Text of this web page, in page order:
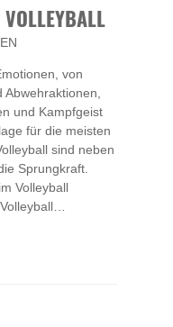
von
und Kampfgeist
für die meisten
sind neben
Sprungkraft.
Volleyball